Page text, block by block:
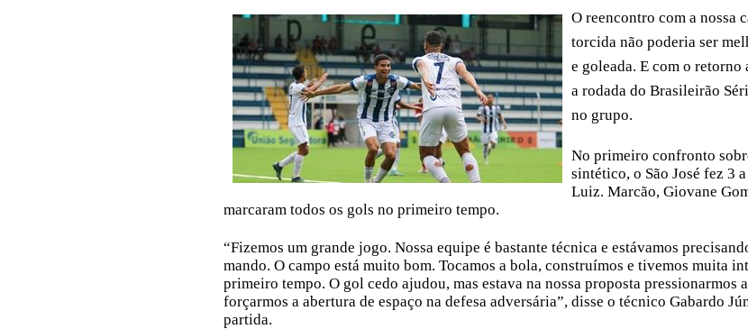
O reencontro com a nossa
torcida não poderia ser
e goleada. E com o retorno
a rodada do Brasileirão
no grupo.
No primeiro confronto
sintético, o São José fez 3
Luiz. Marcão, Giovane
marcaram todos os gols no primeiro tempo.
“Fizemos um grande jogo. Nossa equipe é bastante técnica e estávamos
mando. O campo está muito bom. Tocamos a bola, construímos e tivemos muita
primeiro tempo. O gol cedo ajudou, mas estava na nossa proposta pressionarmos
forçarmos a abertura de espaço na defesa adversária”, disse o técnico Gabardo
partida.